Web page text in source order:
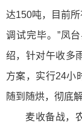
达150吨，目前
调试完毕。”凤
绍，针对午收多
方案，实行24小
随到随烘，彻底
麦收备战，